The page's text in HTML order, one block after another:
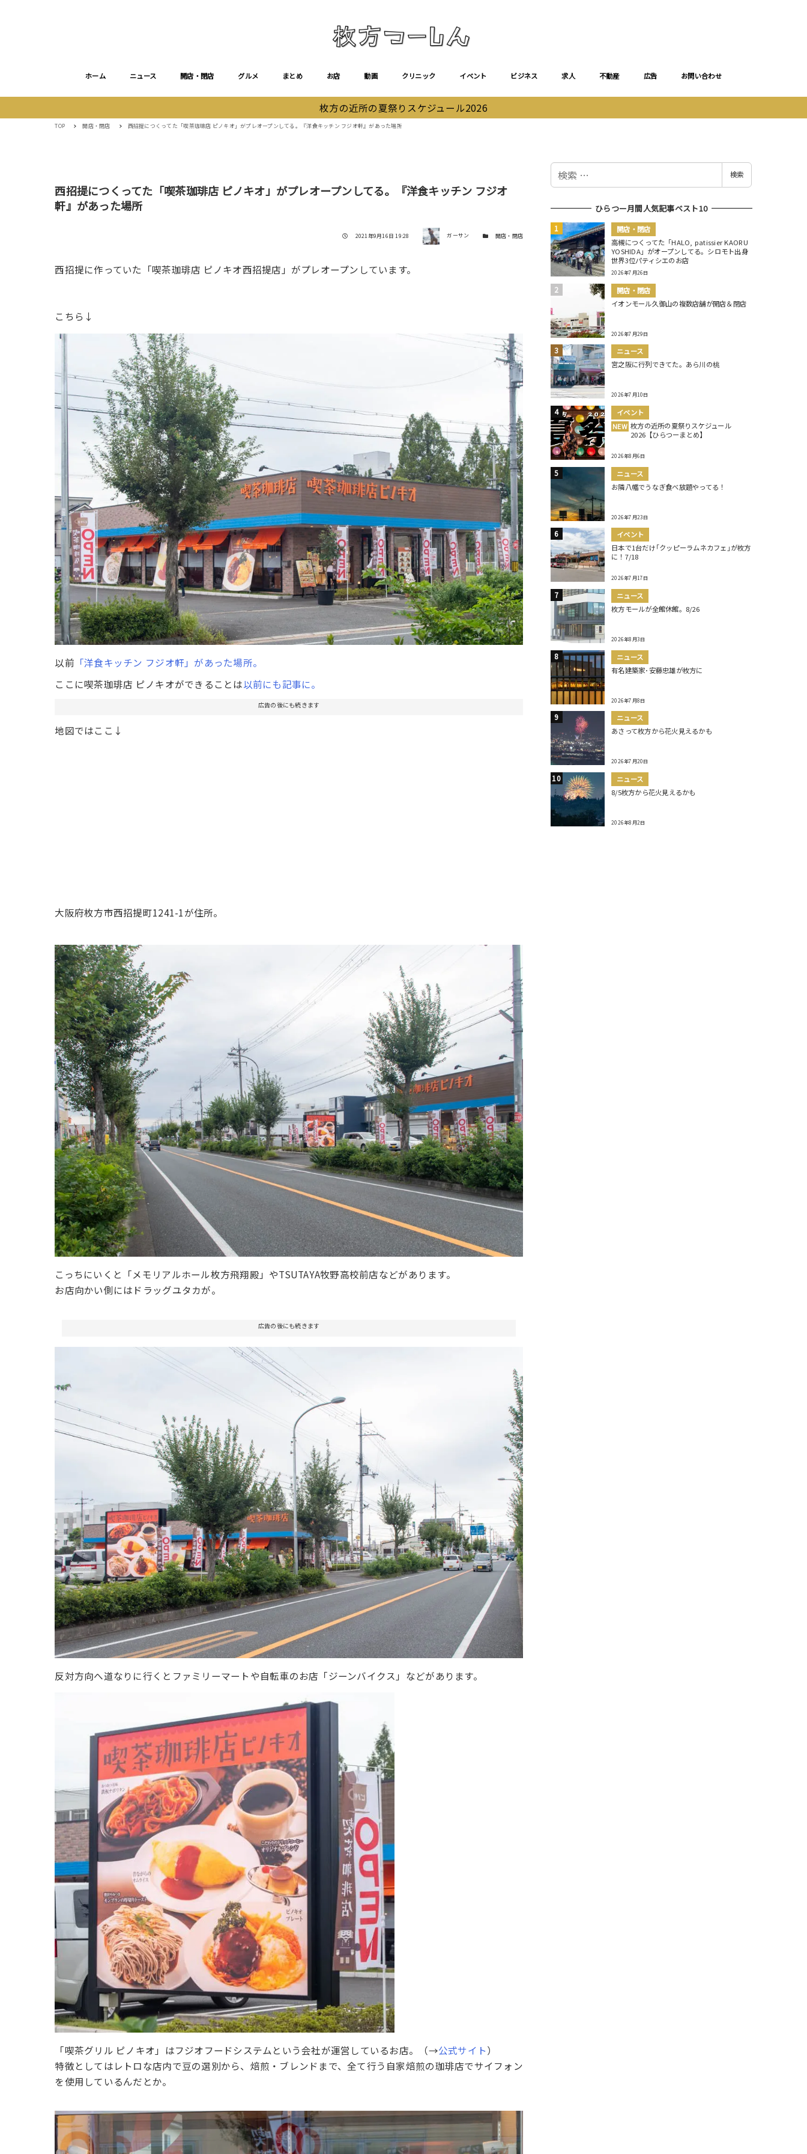
ホーム ニュース 開店・閉店 グルメ まとめ お店 動画 クリニック イベント ビジネス 求人 不動産 広告 お問い合わせ
枚方の近所の夏祭りスケジュール2026
TOP 開店・閉店 西招提につくってた「喫茶珈琲店 ピノキオ」がプレオープンしてる。『洋食キッチン フジオ軒』があった場所
西招提につくってた「喫茶珈琲店 ピノキオ」がプレオープンしてる。『洋食キッチン フジオ
軒』があった場所
投稿日
2021年9月16日 19:28 著者 ガーサン カテゴリー開店・閉店
西招提に作っていた「喫茶珈琲店 ピノキオ西招提店」がプレオープンしています。
こちら↓
以前 「洋食キッチン フジオ軒」があった場所。
ここに喫茶珈琲店 ピノキオができることは以前にも記事に。
広告の後にも続きます
地図ではここ↓
大阪府枚方市西招提町1241-1が住所。
こっちにいくと「メモリアルホール枚方飛翔殿」やTSUTAYA牧野高校前店などがあります。
お店向かい側にはドラッグユタカが。
広告の後にも続きます
反対方向へ道なりに行くとファミリーマートや自転車のお店「ジーンバイクス」などがあります。
「喫茶グリル ピノキオ」はフジオフードシステムという会社が運営しているお店。（→公式サイト）
特徴としてはレトロな店内で豆の選別から、焙煎・ブレンドまで、全て行う自家焙煎の珈琲店でサイフォン
を使用しているんだとか。
検
検索
ひらつー月間人気記事ベスト10
開店・閉店
高槻につくってた「HALO, patissier KAORU
YOSHIDA」がオープンしてる。シロモト出身
世界3位パティシエのお店
2026年7月26日
開店・閉店
イオンモール久御山の複数店舗が開店＆閉店
2026年7月29日
ニュース
宮之阪に行列できてた。あら川の桃
2026年7月10日
イベント
NEW 枚方の近所の夏祭りスケジュール
2026【ひらつーまとめ】
2026年8月6日
ニュース
お隣八幡でうなぎ食べ放題やってる！
2026年7月23日
イベント
日本で1台だけ｢クッピーラムネカフェ｣が枚方
に！7/18
2026年7月17日
ニュース
枚方モールが全館休館。8/26
2026年8月3日
ニュース
有名建築家･安藤忠雄が枚方に
2026年7月8日
ニュース
あさって枚方から花火見えるかも
2026年7月20日
ニュース
8/5枚方から花火見えるかも
2026年8月2日